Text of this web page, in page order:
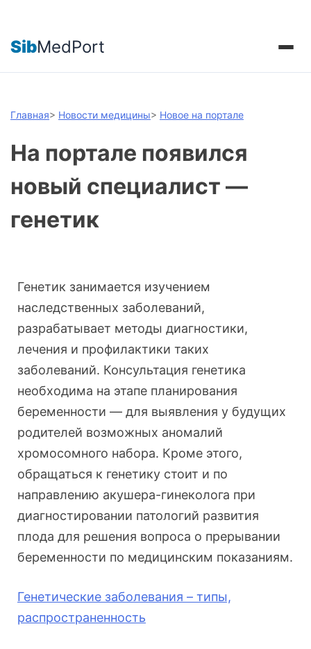
SibMedPort
Главная> Новости медицины> Новое на портале
На портале появился
новый специалист —
генетик
Генетик занимается изучением
наследственных заболеваний,
разрабатывает методы диагностики,
лечения и профилактики таких
заболеваний. Консультация генетика
необходима на этапе планирования
беременности — для выявления у будущих
родителей возможных аномалий
хромосомного набора. Кроме этого,
обращаться к генетику стоит и по
направлению акушера-гинеколога при
диагностировании патологий развития
плода для решения вопроса о прерывании
беременности по медицинским показаниям.
Генетические заболевания – типы,
распространенность